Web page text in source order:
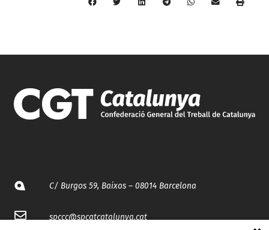
C/ Burgos 59, Baixos – 08014 Barcelona
spccc@spcgtcatalunya.cat